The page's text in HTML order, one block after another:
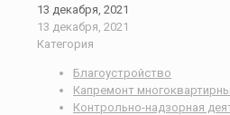
13 декабря, 2021
13 декабря, 2021
Категория
Благоустройство
Капремонт
Контрольно-надзорная